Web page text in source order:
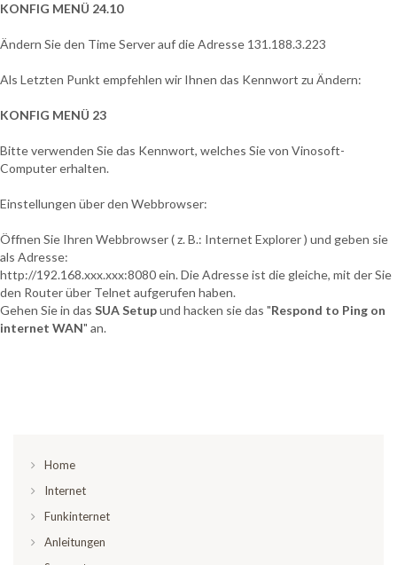
KONFIG MENÜ 24.10
Ändern Sie den Time Server auf die Adresse 131.188.3.223
Als Letzten Punkt empfehlen wir Ihnen das Kennwort zu Ändern:
KONFIG MENÜ 23
Bitte verwenden Sie das Kennwort, welches Sie von Vinosoft-
Computer erhalten.
Einstellungen über den Webbrowser:
Öffnen Sie Ihren Webbrowser ( z. B.: Internet Explorer ) und geben sie
als Adresse:
http://192.168.xxx.xxx:8080 ein. Die Adresse ist die gleiche, mit der Sie
den Router über Telnet aufgerufen haben.
Gehen Sie in das SUA Setupund hacken sie das "Respond to Ping on
internet WAN" an.
Home
Internet
Funkinternet
Anleitungen